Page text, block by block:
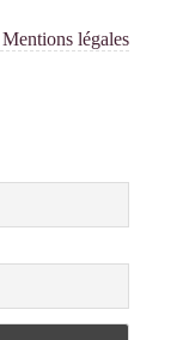
Mentions légales